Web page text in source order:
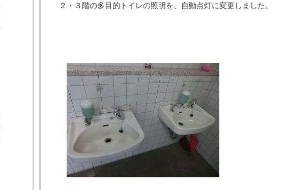
２・３階の多目的トイレの照明を、自動点灯に変更しました。